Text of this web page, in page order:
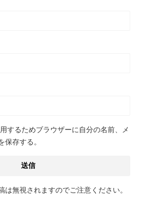
するためブラウザーに自分の名前、メ
保存する。
は無視されますのでご注意ください。